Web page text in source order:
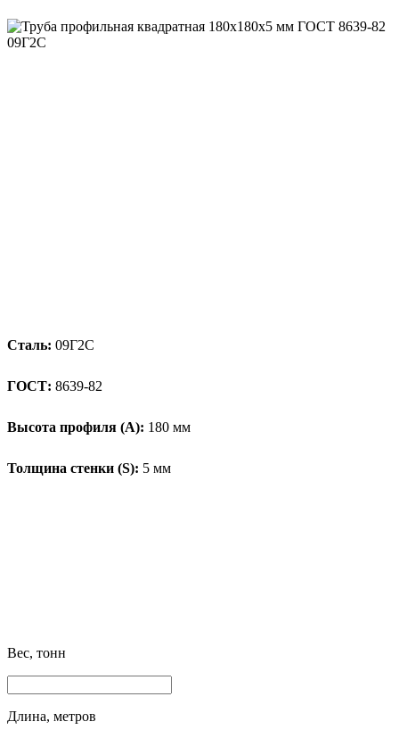
Сталь: 09Г2С
ГОСТ: 8639-82
Высота профиля (А): 180 мм
Толщина стенки (S): 5 мм
Вес, тонн
Длина, метров